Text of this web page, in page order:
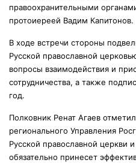
правоохранительными
протоиереей Вадим Капитонов.
В ходе встречи стороны
Русской православной
вопросы взаимодействия и
сотрудничества, а также
год.
Полковник Ренат Агаев
регионального Управления
Русской православной церкви
обязательно принесет